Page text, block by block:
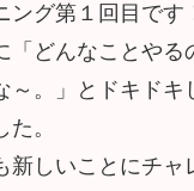
ング第１回目です
「どんなことやる
～。」とドキドキ
。
新しいことにチャ